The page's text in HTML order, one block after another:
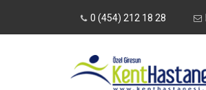
0 (454) 212 18 28